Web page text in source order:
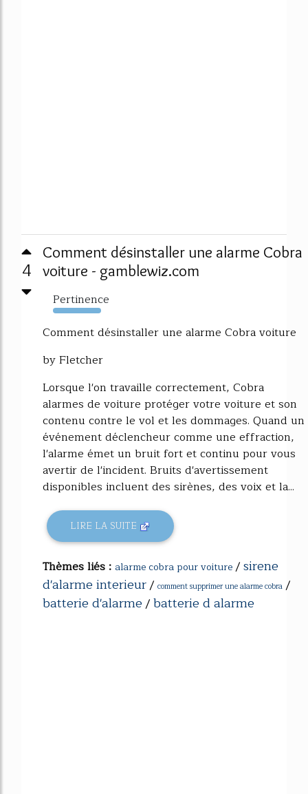
4
Comment désinstaller une alarme Cobra
voiture - gamblewiz.com
Pertinence
486%
Comment désinstaller une alarme Cobra voiture
by Fletcher
Lorsque l'on travaille correctement, Cobra
alarmes de voiture protéger votre voiture et son
contenu contre le vol et les dommages. Quand un
événement déclencheur comme une effraction,
l'alarme émet un bruit fort et continu pour vous
avertir de l'incident. Bruits d'avertissement
disponibles incluent des sirènes, des voix et la...
LIRE LA SUITE
Thèmes liés : alarme cobra pour voiture/sirene
d'alarme interieur/ comment supprimer une alarme cobra /
batterie d'alarme/batterie d alarme